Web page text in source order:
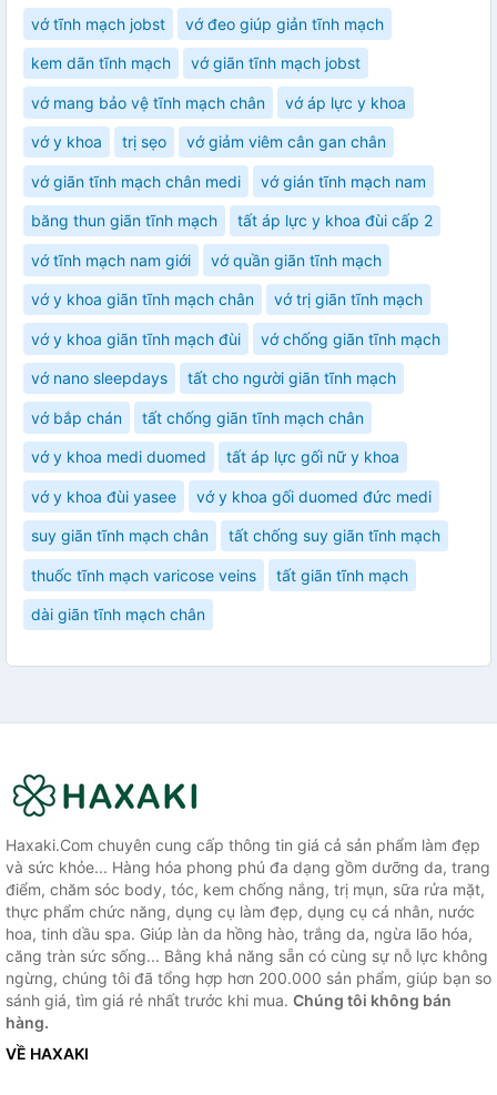
vớ tĩnh mạch jobst vớ đeo giúp giản tĩnh mạch
kem dãn tĩnh mạch vớ giãn tĩnh mạch jobst
vớ mang bảo vệ tĩnh mạch chân vớ áp lực y khoa
vớ y khoa trị sẹo vớ giảm viêm cân gan chân
vớ giãn tĩnh mạch chân medi vớ gián tĩnh mạch nam
băng thun giãn tĩnh mạch tất áp lực y khoa đùi cấp 2
vớ tĩnh mạch nam giới vớ quần giãn tĩnh mạch
vớ y khoa giãn tĩnh mạch chân vớ trị giãn tĩnh mạch
vớ y khoa giãn tĩnh mạch đùi vớ chống giãn tĩnh mạch
vớ nano sleepdays tất cho người giãn tĩnh mạch
vớ bắp chán tất chống giãn tĩnh mạch chân
vớ y khoa medi duomed tất áp lực gối nữ y khoa
vớ y khoa đùi yasee vớ y khoa gối duomed đức medi
suy giãn tĩnh mạch chân tất chống suy giãn tĩnh mạch
thuốc tĩnh mạch varicose veins tất giãn tĩnh mạch
dài giãn tĩnh mạch chân
Haxaki.Com chuyên cung cấp thông tin giá cả sản phẩm làm đẹp
và sức khỏe... Hàng hóa phong phú đa dạng gồm dưỡng da, trang
điểm, chăm sóc body, tóc, kem chống nắng, trị mụn, sữa rửa mặt,
thực phẩm chức năng, dụng cụ làm đẹp, dụng cụ cá nhân, nước
hoa, tinh dầu spa. Giúp làn da hồng hào, trắng da, ngừa lão hóa,
căng tràn sức sống... Bằng khả năng sẵn có cùng sự nỗ lực không
ngừng, chúng tôi đã tổng hợp hơn 200.000 sản phẩm, giúp bạn so
sánh giá, tìm giá rẻ nhất trước khi mua. Chúng tôi không bán
hàng.
VỀ HAXAKI